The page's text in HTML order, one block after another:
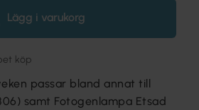
Lägg i varukorg
köp
passar bland annat till
samt Fotogenlampa Etsad